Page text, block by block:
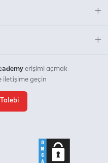
erişimi açmak
iletişime geçin